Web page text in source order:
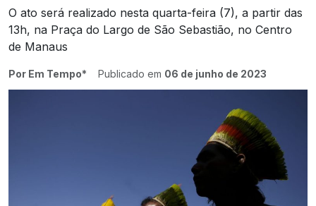
O ato será realizado nesta quarta-feira (7), a partir das
13h, na Praça do Largo de São Sebastião, no Centro
de Manaus
Por Em Tempo* Publicado em 06 de junho de 2023